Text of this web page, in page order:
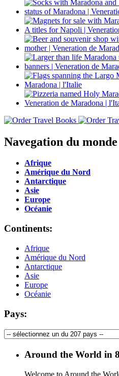
Navegation du monde
Afrique
Amérique du Nord
Antarctique
Asie
Europe
Océanie
Continents:
Afrique
Amérique du Nord
Antarctique
Asie
Europe
Océanie
Pays:
Around the World in
Welcome to Around the